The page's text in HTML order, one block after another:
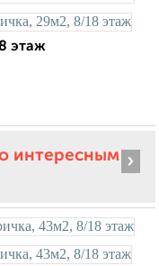
этаж
интересным ›